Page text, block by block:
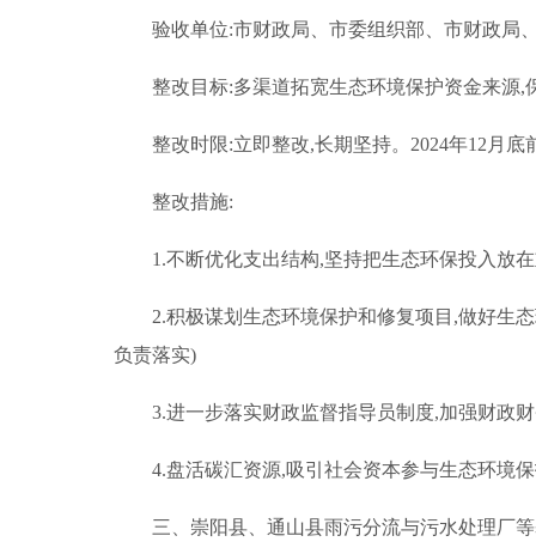
验收单位:市财政局、市委组织部、市财政局
整改目标:多渠道拓宽生态环境保护资金来源
整改时限:立即整改,长期坚持。2024年12月底
整改措施:
1.不断优化支出结构,坚持把生态环保投入放
2.积极谋划生态环境保护和修复项目,做好生
负责落实)
3.进一步落实财政监督指导员制度,加强财政
4.盘活碳汇资源,吸引社会资本参与生态环境
三、崇阳县、通山县雨污分流与污水处理厂